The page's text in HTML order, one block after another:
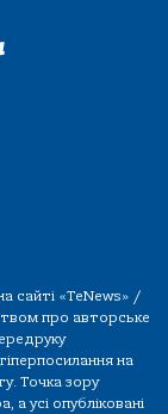
сайті «TeNews» /
про авторське
на
Точка зору
а усі опубліковані